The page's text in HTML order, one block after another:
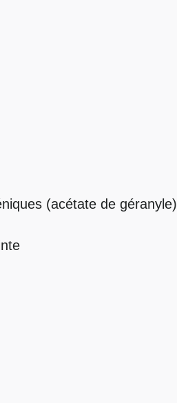
(acétate de géranyle)